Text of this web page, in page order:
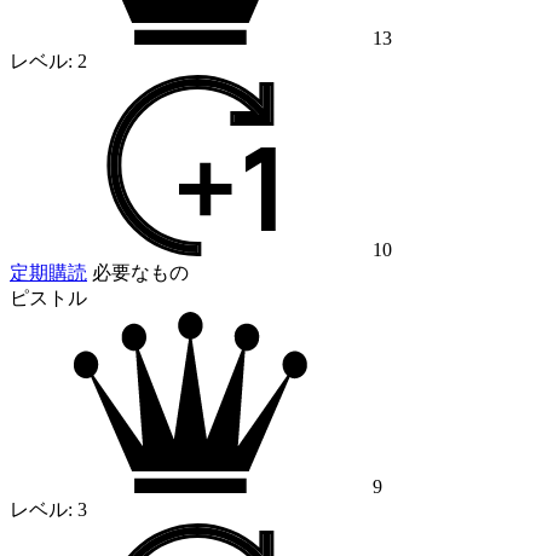
13
レベル: 2
10
定期購読 必要なもの
ピストル
9
レベル: 3